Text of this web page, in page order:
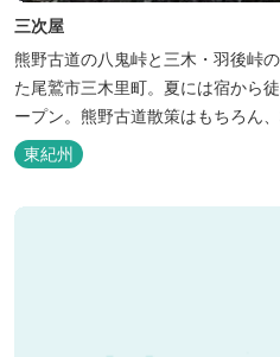
三次屋
熊野古道の八鬼峠と三木・羽後峠
た尾鷲市三木里町。夏には宿から
ープン。熊野古道散策はもちろん
東紀州